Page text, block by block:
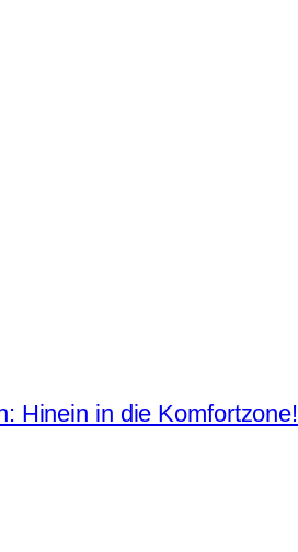
Hinein in die Komfortzone!